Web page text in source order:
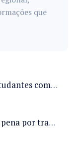
que
Projeto na Câmara inclui estudantes com deficiência no regime escolar especial da LDB e estabelece critérios para frequência
PL 82/26 proíbe remição de pena por trabalho em funções militares para condenados por crimes contra o Estado Democrático de Direito